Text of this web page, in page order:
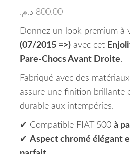
800.00 د.م.
Donnez un look premium à
(07/2015 =>) avec cet
Pare-Chocs Avant Droite.
Fabriqué avec des
assure une finition brillante
durable aux intempéries.
✔ Compatible FIAT 500 à
✔ Aspect chromé élégant